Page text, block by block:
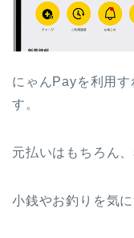
にゃんPayを利用す
す。
元払いはもちろん
小銭やお釣りを気